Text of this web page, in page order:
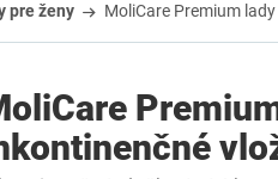
pre ženy MoliCare Premium